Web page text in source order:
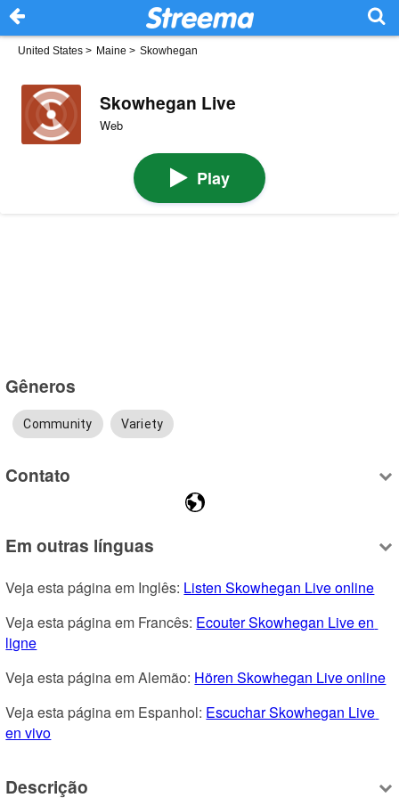
United States > Maine > Skowhegan
Skowhegan Live
Web
Play
Gêneros
Community Variety
Contato
Em outras línguas
Veja esta página em Inglês: Listen Skowhegan Live online
Veja esta página em Francês: Ecouter Skowhegan Live en
ligne
Veja esta página em Alemão: Hören Skowhegan Live online
Veja esta página em Espanhol: Escuchar Skowhegan Live
en vivo
Descrição